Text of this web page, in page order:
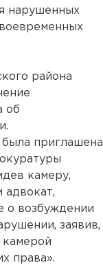
нарушенных
района
об
приглашена
камеру,
адвокат,
о возбуждении
заявив,
камерой
права».